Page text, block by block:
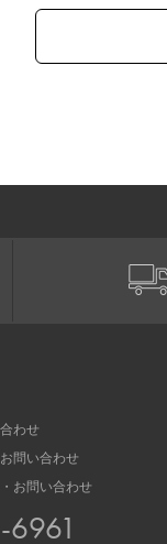
わせ
問い合わせ
お問い合わせ